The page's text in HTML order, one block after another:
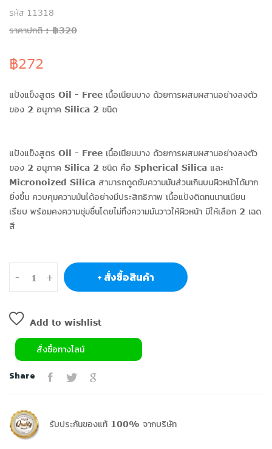
รหัส 11318
ราคาปกติ : ฿320
฿272
แป้งแข็งสูตร Oil - Free เนื้อเนียนบาง ด้วยการผสมผสานอย่างลงตัว
ของ 2 อนุภาค Silica 2 ชนิด
แป้งแข็งสูตร Oil - Free เนื้อเนียนบาง ด้วยการผสมผสานอย่างลงตัว
ของ 2 อนุภาค Silica 2 ชนิด คือ Spherical Silica และ
Micronoized Silica สามารถดูดซับความมันส่วนเกินบนผิวหน้าได้มาก
ยิ่งขึ้น ควบคุมความมันได้อย่างมีประสิทธิภาพ เนื้อแป้งติดทนนานเนียน
เรียบ พร้อมคงความชุ่มชื่นโดยไม่ทิ้งความมันวาวให้ผิวหน้า มีให้เลือก 2 เฉด
สี
- + + สั่งซื้อสินค้า
Add to wishlist
สั่งซื้อทางไลน์
Share
รับประกันของแท้ 100% จากบริษัท